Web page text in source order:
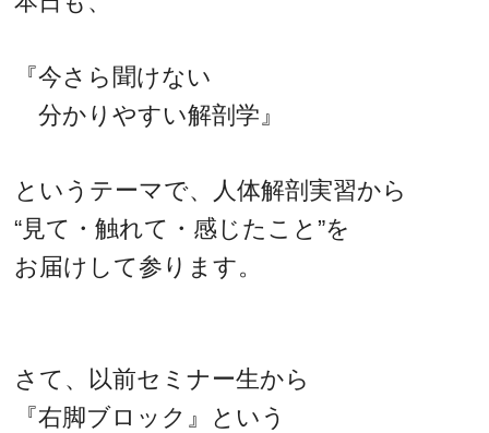
『今さら聞けない
分かりやすい解剖学』
というテーマで、人体解剖実習から
“見て・触れて・感じたこと”を
お届けして参ります。
さて、以前セミナー生から
『右脚ブロック』という